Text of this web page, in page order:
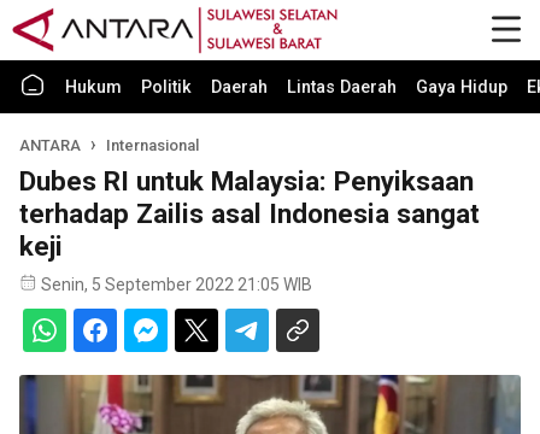
Hukum Politik Daerah Lintas Daerah Gaya Hidup
ANTARA Internasional
Dubes RI untuk Malaysia: Penyiksaan
terhadap Zailis asal Indonesia sangat
keji
Senin, 5 September 2022 21:05 WIB